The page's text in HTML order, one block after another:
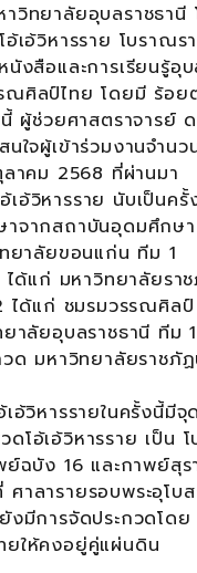
วิทยาลัยอุบลราชธานี
อ้เอ้วิหารราย โบราณ
นังสือและการเรียนรู้
ศิลป์ไทย โดยมี ร้อย
ผู้ช่วยศาสตราจาร
นใจผู้เข้าร่วมงานจำ
าคม 2568 ที่ผ่านมา
เอ้วิหารราย นับเป็น
จากสถาบันอุดมศึกษ
ยาลัยขอนแก่น ทีม 1
ได้แก่ มหาวิทยาลัยรา
ได้แก่ ชมรมวรรณศิล
ยาลัยอุบลราชธานี ที
วด มหาวิทยาลัยราช
เอ้วิหารรายในครั้งนี้
ดโอ้เอ้วิหารราย เป็
ฉบัง 16 และกาพย์สุร
าลารายรอบพระอุโบ
มีการจัดประกวดโด
ยให้คงอยู่คู่แผ่นดิน